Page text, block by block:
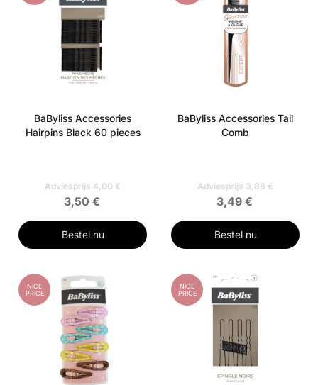
BaByliss Accessories
Hairpins Black 60 pieces
Adviesprijs 4,00 €
3,50 €
Bestel nu
BaByliss Accessories Tail
Comb
Adviesprijs 3,88 €
3,49 €
Bestel nu
NICE
PRICE
NICE
PRICE